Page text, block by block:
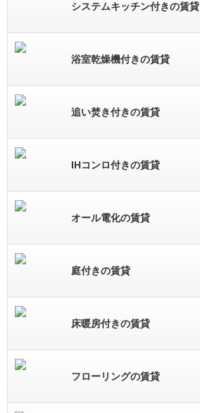
システムキッチン付きの賃貸
浴室乾燥機付きの賃貸
追い焚き付きの賃貸
IHコンロ付きの賃貸
オール電化の賃貸
庭付きの賃貸
床暖房付きの賃貸
フローリングの賃貸